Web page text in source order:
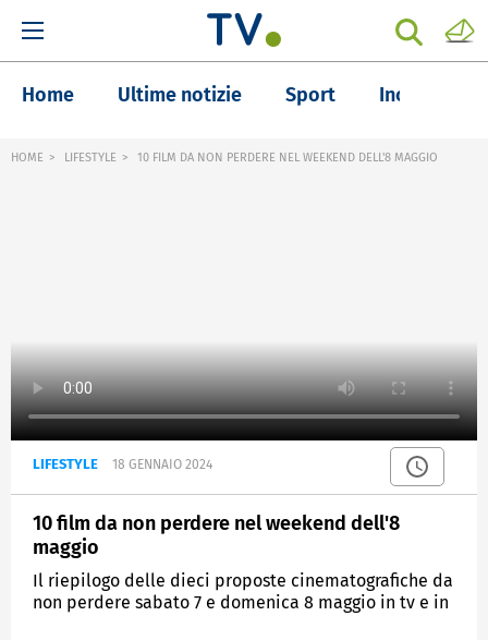
Home Ultime notizie Sport Inchieste
HOME LIFESTYLE 10 FILM DA NON PERDERE NEL WEEKEND DELL'8 MAGGIO
LIFESTYLE 18 GENNAIO 2024
10 film da non perdere nel weekend dell'8
maggio
Il riepilogo delle dieci proposte cinematografiche da
non perdere sabato 7 e domenica 8 maggio in tv e in